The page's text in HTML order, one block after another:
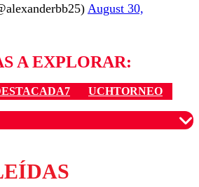
August 30,
A EXPLORAR:
UCHTORNEO
son moderados para garantizar un
diálogo respetuoso.